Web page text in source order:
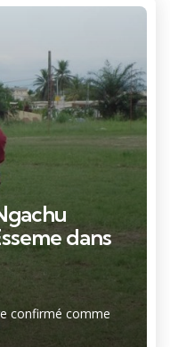
dans
confirmé comme